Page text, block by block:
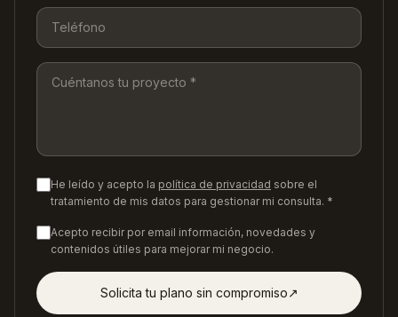
He leído y acepto la política de privacidad sobre el
tratamiento de mis datos para gestionar mi consulta. *
Acepto recibir por email información, novedades y
contenidos útiles para mejorar mi negocio.
Solicita tu plano sin compromiso↗︎